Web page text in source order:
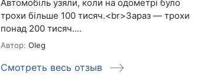
Автомобіль узяли, коли на одометрі було
трохи більше 100 тисяч.<br>Зараз — трохи
понад 200 тисяч....
Автор: Oleg
Смотреть весь отзыв